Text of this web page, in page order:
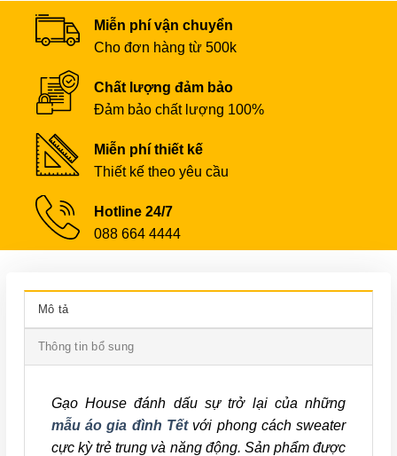
Miễn phí vận chuyển
Cho đơn hàng từ 500k
Chất lượng đảm bảo
Đảm bảo chất lượng 100%
Miễn phí thiết kế
Thiết kế theo yêu cầu
Hotline 24/7
088 664 4444
Mô tả
Thông tin bổ sung
Gạo House đánh dấu sự trở lại của những
mẫu áo gia đình Tết với phong cách sweater
cực kỳ trẻ trung và năng động. Sản phẩm được